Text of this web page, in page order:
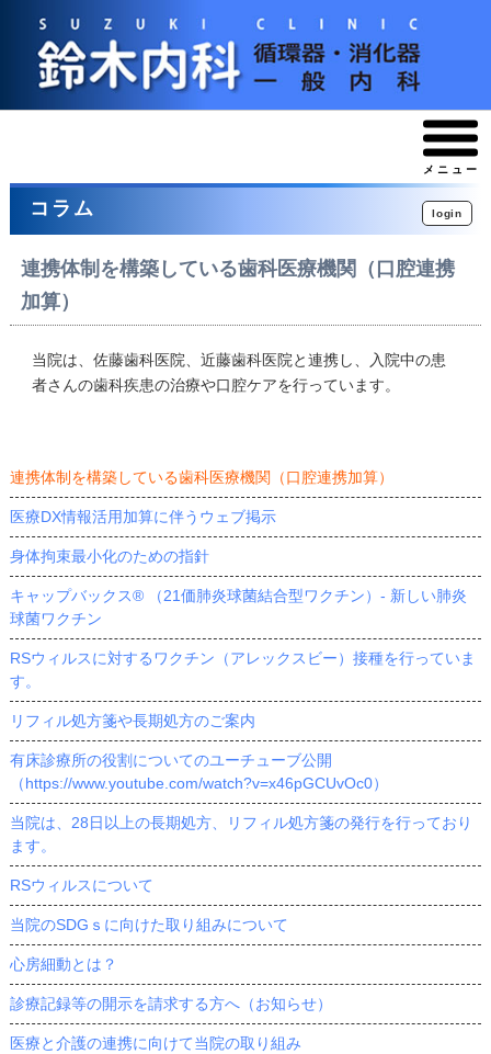
メニュー
コラム login
連携体制を構築している歯科医療機関（口腔連携
加算）
当院は、佐藤歯科医院、近藤歯科医院と連携し、入院中の患
者さんの歯科疾患の治療や口腔ケアを行っています。
連携体制を構築している歯科医療機関（口腔連携加算）
医療DX情報活用加算に伴うウェブ掲示
身体拘束最小化のための指針
キャップバックス® （21価肺炎球菌結合型ワクチン）- 新しい肺炎
球菌ワクチン
RSウィルスに対するワクチン（アレックスビー）接種を行っていま
す。
リフィル処方箋や長期処方のご案内
有床診療所の役割についてのユーチューブ公開
（https://www.youtube.com/watch?v=x46pGCUvOc0）
当院は、28日以上の長期処方、リフィル処方箋の発行を行っており
ます。
RSウィルスについて
当院のSDGｓに向けた取り組みについて
心房細動とは？
診療記録等の開示を請求する方へ（お知らせ）
医療と介護の連携に向けて当院の取り組み